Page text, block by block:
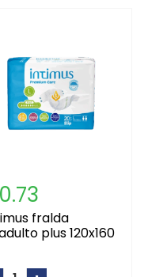
plus 120x160